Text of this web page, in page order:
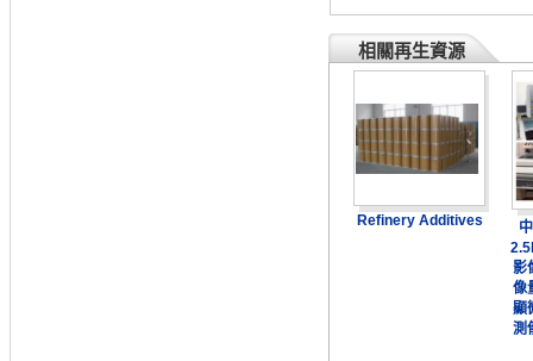
相關再生資源
Refinery Additives
影
像
顯
測